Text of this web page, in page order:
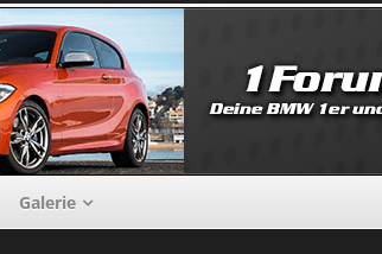
Galerie